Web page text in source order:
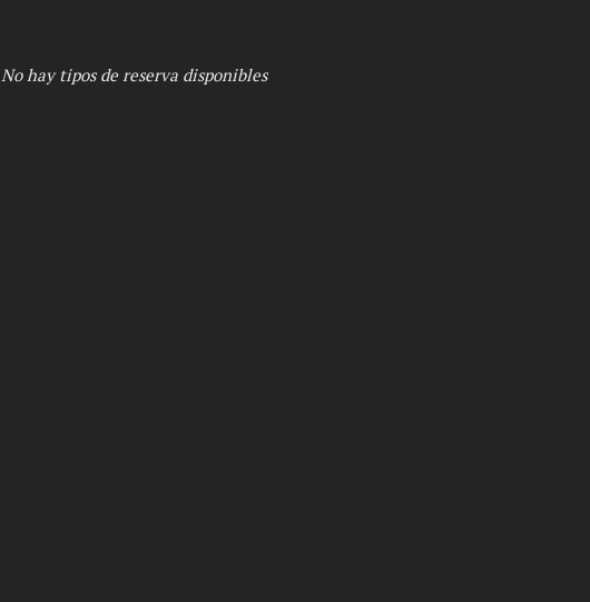
No hay tipos de reserva disponibles